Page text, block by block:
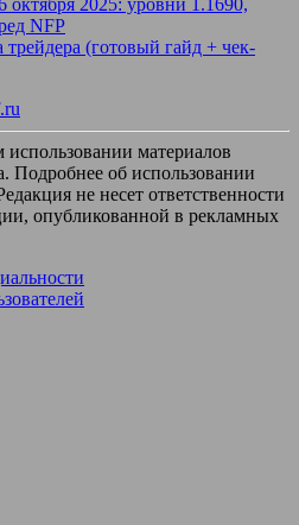
NFP
(готовый гайд + чек-
материалов
Подробнее об использовании
не несет ответственности
опубликованной в рекламных